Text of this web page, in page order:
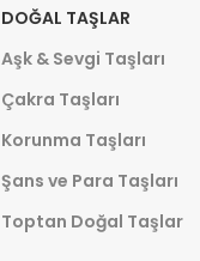
DOĞAL TAŞLAR
Aşk & Sevgi Taşları
Çakra Taşları
Korunma Taşları
Şans ve Para Taşları
Toptan Doğal Taşlar